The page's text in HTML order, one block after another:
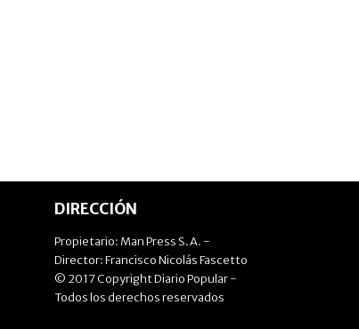
DIRECCIÓN
Propietario: Man Press S.A. -
Director: Francisco Nicolás Fascetto
© 2017 Copyright Diario Popular -
Todos los derechos reservados